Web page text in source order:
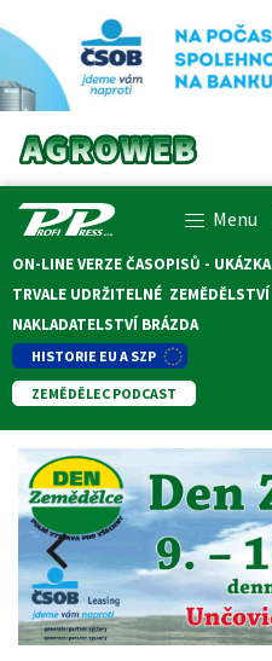
Menu
ON-LINE VERZE ČASOPISŮ - UKÁZKA
TRVALE UDRŽITELNÉ ZEMĚDĚLSTVÍ
NAKLADATELSTVÍ BRÁZDA
HISTORIE EU A SZP
ZEMĚDĚLEC PODCAST